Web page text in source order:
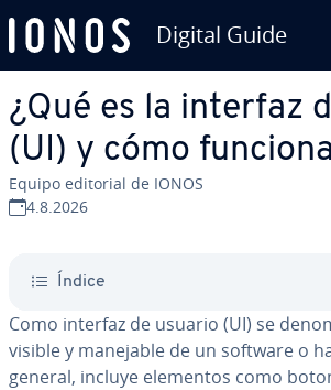
Digital Guide
¿Qué es la interfaz
(UI) y cómo
Equipo editorial de IONOS
4.8.2026
Índice
Como interfaz de usuario (UI) se
visible y manejable de un software o
general, incluye elementos como